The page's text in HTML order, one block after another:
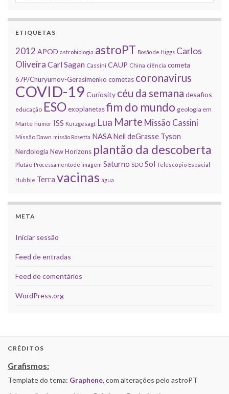
ETIQUETAS
2012 APOD astrobiologia astroPT Bosão de Higgs Carlos
Oliveira Carl Sagan Cassini CAUP China ciência cometa
67P/Churyumov-Gerasimenko cometas coronavirus
COVID-19 Curiosity céu da semana desafios
educação ESOexoplanetasfim do mundo geologia em
Marte humor ISS Kurzgesagt Lua Marte Missão Cassini
Missão Dawn missão Rosetta NASANeil deGrasse Tyson
Nerdologia New Horizons plantão da descoberta
Plutão Processamento de imagem Saturno SDO Sol Telescópio Espacial
Hubble Terra vacinas água
META
Iniciar sessão
Feed de entradas
Feed de comentários
WordPress.org
CRÉDITOS
Grafismos:
Template do tema: Graphene, com alterações pelo astroPT